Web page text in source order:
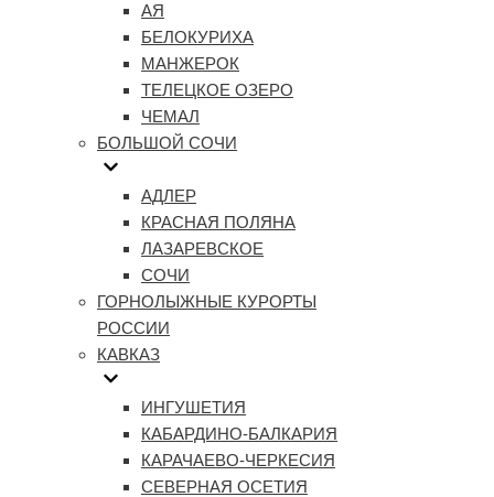
АЯ
БЕЛОКУРИХА
МАНЖЕРОК
ТЕЛЕЦКОЕ ОЗЕРО
ЧЕМАЛ
БОЛЬШОЙ СОЧИ
АДЛЕР
КРАСНАЯ ПОЛЯНА
ЛАЗАРЕВСКОЕ
СОЧИ
ГОРНОЛЫЖНЫЕ КУРОРТЫ
РОССИИ
КАВКАЗ
ИНГУШЕТИЯ
КАБАРДИНО-БАЛКАРИЯ
КАРАЧАЕВО-ЧЕРКЕСИЯ
СЕВЕРНАЯ ОСЕТИЯ